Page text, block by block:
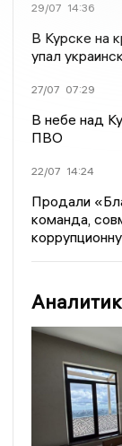
29/07 14:36
В Курске на
упал
27/07 07:29
В небе над
ПВО
22/07 14:24
Продали
команда,